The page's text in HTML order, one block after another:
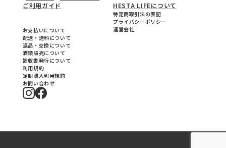
ご利用ガイド
お支払いについて
配送・送料について
返品・交換について
酒類販売について
領収書発行について
利用規約
定期購入利用規約
お問い合わせ
HESTA LIFEについて
特定商取引法の表記
プライバシーポリシー
運営会社